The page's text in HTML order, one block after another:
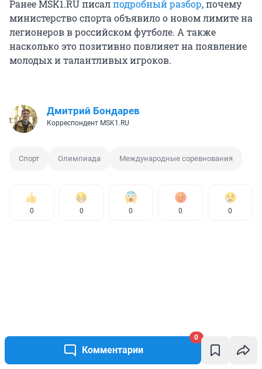
Комментарии
0
Ранее MSK1.RU писалподробный разбор, почему
министерство спорта объявило о новом лимите на
легионеров в российском футболе. А также
насколько это позитивно повлияет на появление
молодых и талантливых игроков.
Дмитрий Бондарев
Корреспондент MSK1.RU
Спорт Олимпиада Международные соревнования
0 0 0 0 0